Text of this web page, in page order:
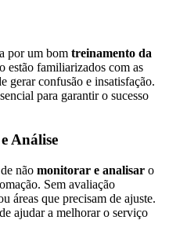
por um bom treinamento da
estão familiarizados com as
gerar confusão e insatisfação.
para garantir o sucesso
Análise
não monitorar e analisar o
Sem avaliação
áreas que precisam de ajuste.
ajudar a melhorar o serviço